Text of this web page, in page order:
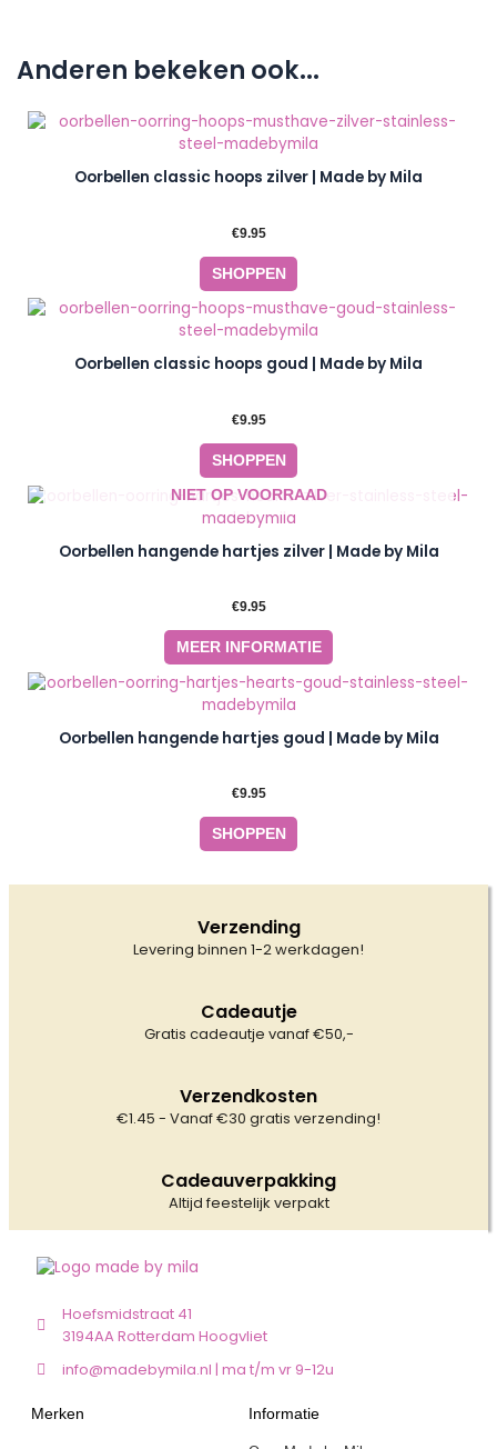
Anderen bekeken ook...
Oorbellen classic hoops zilver | Made by Mila
€9.95
SHOPPEN
Oorbellen classic hoops goud | Made by Mila
€9.95
SHOPPEN
NIET OP VOORRAAD
Oorbellen hangende hartjes zilver | Made by Mila
€9.95
MEER INFORMATIE
Oorbellen hangende hartjes goud | Made by Mila
€9.95
SHOPPEN
Verzending
Levering binnen 1-2 werkdagen!
Cadeautje
Gratis cadeautje vanaf €50,-
Verzendkosten
€1.45 - Vanaf €30 gratis verzending!
Cadeauverpakking
Altijd feestelijk verpakt
Hoefsmidstraat 41
3194AA Rotterdam Hoogvliet
info@madebymila.nl | ma t/m vr 9-12u
Merken Informatie